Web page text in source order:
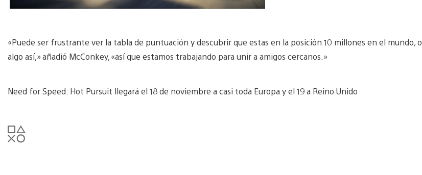
«Puede ser frustrante ver la tabla de puntuación y descubrir que estas en la posición 10 millones en el mundo, o
algo así,» añadió McConkey, «así que estamos trabajando para unir a amigos cercanos.»
Need for Speed: Hot Pursuit llegará el 18 de noviembre a casi toda Europa y el 19 a Reino Unido